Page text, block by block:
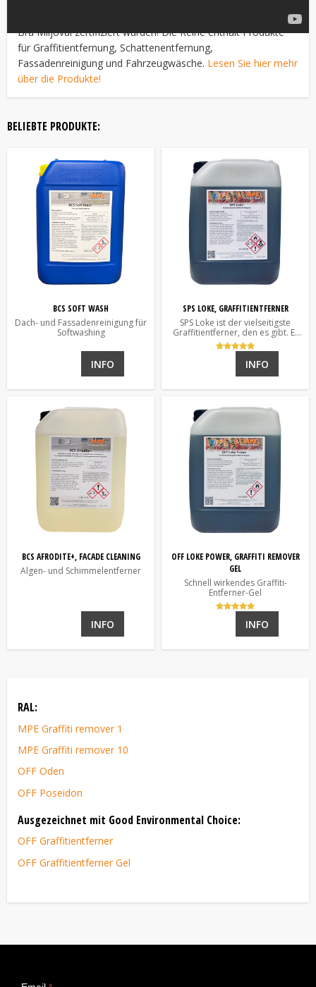
Nordischen Umweltzeichen Svanen gekennzeichnet oder von
Bra Miljöval zertifiziert wurden! Die Reihe enthält Produkte
für Graffitientfernung, Schattenentfernung,
Fassadenreinigung und Fahrzeugwäsche. Lesen Sie hier mehr
über die Produkte!
BELIEBTE PRODUKTE:
BCS SOFT WASH
Dach- und Fassadenreinigung für
Softwashing
INFO
SPS LOKE, GRAFFITIENTFERNER
SPS Loke ist der vielseitigste
Graffitientferner, den es gibt. Er
löst Tusche, Spray und Tectyl.
INFO
BCS AFRODITE+, FACADE CLEANING
Algen- und Schimmelentferner
INFO
OFF LOKE POWER, GRAFFITI REMOVER
GEL
Schnell wirkendes Graffiti-
Entferner-Gel
INFO
RAL:
MPE Graffiti remover 1
MPE Graffiti remover 10
OFF Oden
OFF Poseidon
Ausgezeichnet mit Good Environmental Choice:
OFF Graffitientferner
OFF Graffitientferner Gel